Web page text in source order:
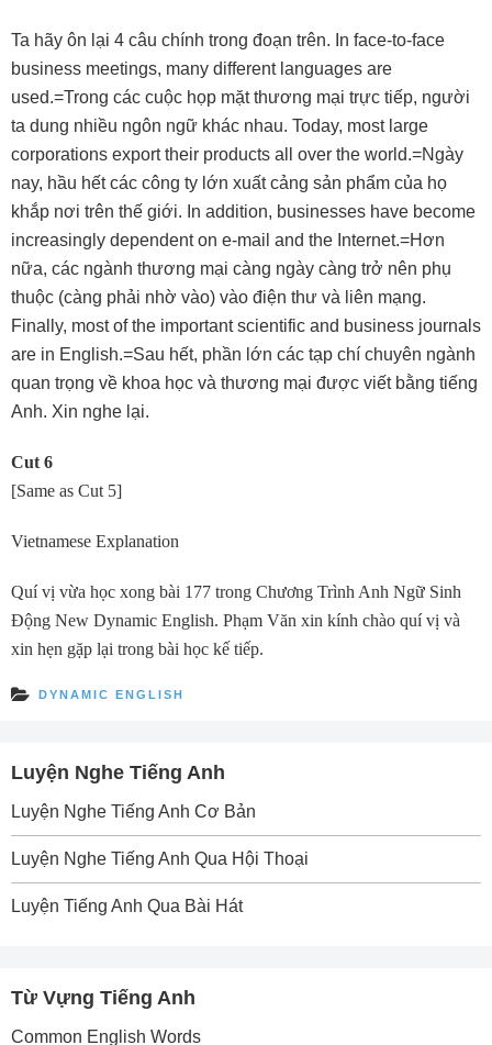
Ta hãy ôn lại 4 câu chính trong đoạn trên. In face-to-face
business meetings, many different languages are
used.=Trong các cuộc họp mặt thương mại trực tiếp, người
ta dung nhiều ngôn ngữ khác nhau. Today, most large
corporations export their products all over the world.=Ngày
nay, hầu hết các công ty lớn xuất cảng sản phẩm của họ
khắp nơi trên thế giới. In addition, businesses have become
increasingly dependent on e-mail and the Internet.=Hơn
nữa, các ngành thương mại càng ngày càng trở nên phụ
thuộc (càng phải nhờ vào) vào điện thư và liên mạng.
Finally, most of the important scientific and business journals
are in English.=Sau hết, phần lớn các tạp chí chuyên ngành
quan trọng về khoa học và thương mại được viết bằng tiếng
Anh. Xin nghe lại.
Cut 6
[Same as Cut 5]
Vietnamese Explanation
Quí vị vừa học xong bài 177 trong Chương Trình Anh Ngữ Sinh
Ðộng New Dynamic English. Phạm Văn xin kính chào quí vị và
xin hẹn gặp lại trong bài học kế tiếp.
DYNAMIC ENGLISH
Luyện Nghe Tiếng Anh
Luyện Nghe Tiếng Anh Cơ Bản
Luyện Nghe Tiếng Anh Qua Hội Thoại
Luyện Tiếng Anh Qua Bài Hát
Từ Vựng Tiếng Anh
Common English Words